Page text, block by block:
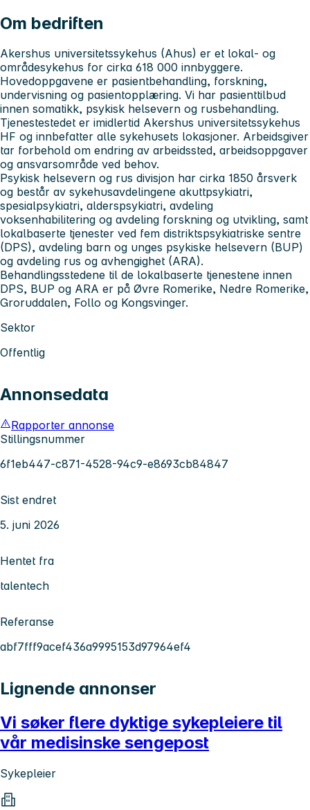
Om bedriften
Akershus universitetssykehus (Ahus) er et lokal- og
områdesykehus for cirka 618 000 innbyggere.
Hovedoppgavene er pasientbehandling, forskning,
undervisning og pasientopplæring. Vi har pasienttilbud
innen somatikk, psykisk helsevern og rusbehandling.
Tjenestestedet er imidlertid Akershus universitetssykehus
HF og innbefatter alle sykehusets lokasjoner. Arbeidsgiver
tar forbehold om endring av arbeidssted, arbeidsoppgaver
og ansvarsområde ved behov.
Psykisk helsevern og rus divisjon har cirka 1850 årsverk
og består av sykehusavdelingene akuttpsykiatri,
spesialpsykiatri, alderspsykiatri, avdeling
voksenhabilitering og avdeling forskning og utvikling, samt
lokalbaserte tjenester ved fem distriktspsykiatriske sentre
(DPS), avdeling barn og unges psykiske helsevern (BUP)
og avdeling rus og avhengighet (ARA).
Behandlingsstedene til de lokalbaserte tjenestene innen
DPS, BUP og ARA er på Øvre Romerike, Nedre Romerike,
Groruddalen, Follo og Kongsvinger.
Sektor
Offentlig
Annonsedata
Rapporter annonse
Stillingsnummer
6f1eb447-c871-4528-94c9-e8693cb84847
Sist endret
5. juni 2026
Hentet fra
talentech
Referanse
abf7fff9acef436a9995153d97964ef4
Lignende annonser
Vi søker flere dyktige sykepleiere til
vår medisinske sengepost
Sykepleier